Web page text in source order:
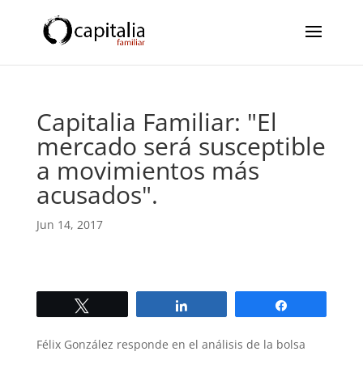
Capitalia Familiar: "El
mercado será susceptible
a movimientos más
acusados".
Jun 14, 2017
Félix González responde en el análisis de la bolsa